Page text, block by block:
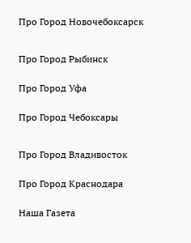
Про Город Новочебоксарск
Про Город Рыбинск
Про Город Уфа
Про Город Чебоксары
Про Город Владивосток
Про Город Краснодара
Наша Газета